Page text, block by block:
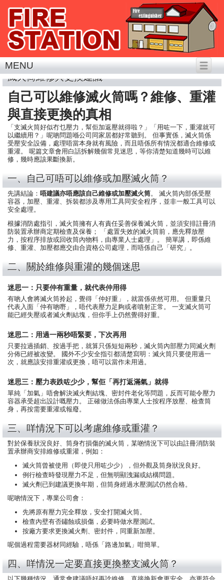
MENU
滅火筒維修與更換建議
自己可以維修滅火筒嗎？維修、重灌
與直接更換的真相
「支滅火筒好似冇乜壓力，幫佢加返壓就得啦？」「用咗一下，重灌就可
以繼續用？」呢啲問題喺公司同家居都好常聽到。 但事實係，滅火筒係
受壓安全設備，處理唔當本身就有風險，而且唔係所有情況都適合維修或
重灌。 呢篇文章會用白話拆解幾個常見迷思，等你清楚知道幾時可以維
修，幾時應該果斷換新。
一、自己可唔可以維修或加壓滅火筒？
先講結論： 唔建議亦唔應該自己維修或加壓滅火筒。 滅火筒內部係受壓
容器，加壓、重灌、拆裝都涉及專用工具同安全程序，並非一般工具可以
安全處理。
根據消防處指引，滅火筒擁有人有責任妥善保養滅火筒，並須安排註冊消
防裝置承辦商定期檢查及保養； 「處置失效的滅火筒前，應先釋放壓
力，按程序排放或回收筒內物料，由專業人士處理」。 簡單講，即係維
修、重灌、加壓都應交由合資格公司處理，而唔係自己「研究」。
二、關於維修與重灌的幾個迷思
迷思一：只要仲有重量，就代表仲用得
有啲人會將滅火筒拎起，覺得「仲好重」，就當係依然可用。 但重量只
代表入面「仲有啲嘢」，唔代表壓力足夠或者噴射正常。 一支滅火筒可
能已經失壓或者滅火劑結塊，但你手上仍然覺得好重。
迷思二：用過一兩秒唔緊要，下次再用
只要拉過插銷、按過手把，就算只係短短兩秒，滅火筒內部壓力同滅火劑
分佈已經被改變。 國外不少安全指引都清楚寫明：滅火筒只要使用過一
次，就應該安排重灌或更換，唔可以當作未用過。
迷思三：壓力表跌咗少少，幫佢「再打返滿氣」就得
單純「加氣」唔會解決滅火劑結塊、密封件老化等問題，反而可能令壓力
容器承受超出設計嘅壓力。 正確做法係由專業人士按程序放壓、檢查筒
身，再按需要重灌或報廢。
三、咩情況下可以考慮維修或重灌？
對於保養狀況良好、筒身冇損傷的滅火筒，某啲情況下可以由註冊消防裝
置承辦商安排維修或重灌，例如：
滅火筒曾被使用（即使只用咗少少），但外觀及筒身狀況良好。
例行檢查時發現壓力不足，但無明顯洩漏或結構問題。
滅火劑已到建議更換年期，但筒身經過水壓測試仍然合格。
呢啲情況下，專業公司會：
先將原有壓力完全釋放，安全打開滅火筒。
檢查內壁有否鏽蝕或損傷，必要時做水壓測試。
按廠方要求更換滅火劑、密封件，同重新加壓。
呢個過程需要器材同經驗，唔係「路邊加氣」咁簡單。
四、咩情況一定要直接更換整支滅火筒？